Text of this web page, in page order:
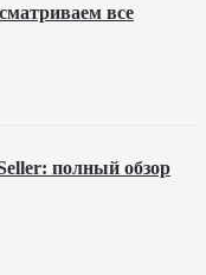
все
полный обзор